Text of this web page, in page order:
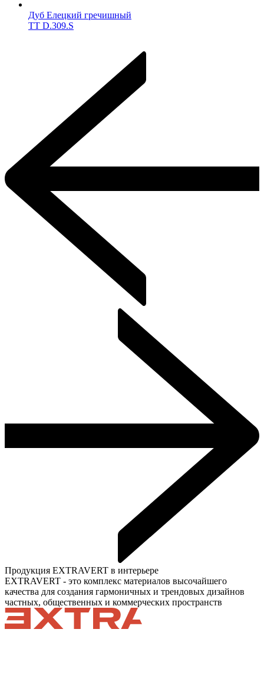
Дуб Елецкий гречишный
TT D.309.S
Продукция EXTRAVERT в интерьере
EXTRAVERT - это комплекс материалов высочайшего
качества для создания гармоничных и трендовых дизайнов
частных, общественных и коммерческих пространств